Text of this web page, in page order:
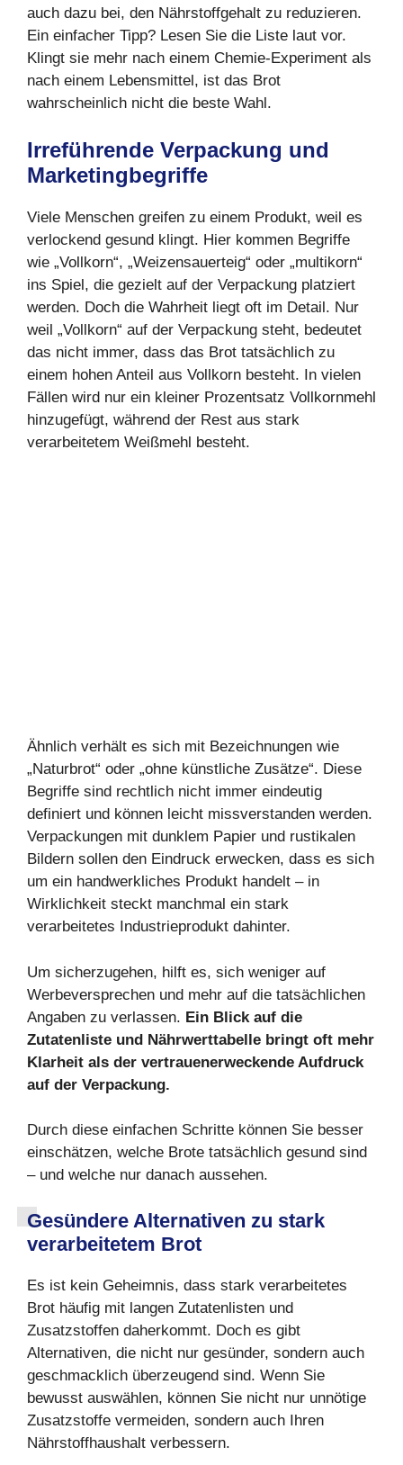
auch dazu bei, den Nährstoffgehalt zu reduzieren.
Ein einfacher Tipp? Lesen Sie die Liste laut vor.
Klingt sie mehr nach einem Chemie-Experiment als
nach einem Lebensmittel, ist das Brot
wahrscheinlich nicht die beste Wahl.
Irreführende Verpackung und
Marketingbegriffe
Viele Menschen greifen zu einem Produkt, weil es
verlockend gesund klingt. Hier kommen Begriffe
wie „Vollkorn“, „Weizensauerteig“ oder „multikorn“
ins Spiel, die gezielt auf der Verpackung platziert
werden. Doch die Wahrheit liegt oft im Detail. Nur
weil „Vollkorn“ auf der Verpackung steht, bedeutet
das nicht immer, dass das Brot tatsächlich zu
einem hohen Anteil aus Vollkorn besteht. In vielen
Fällen wird nur ein kleiner Prozentsatz Vollkornmehl
hinzugefügt, während der Rest aus stark
verarbeitetem Weißmehl besteht.
Ähnlich verhält es sich mit Bezeichnungen wie
„Naturbrot“ oder „ohne künstliche Zusätze“. Diese
Begriffe sind rechtlich nicht immer eindeutig
definiert und können leicht missverstanden werden.
Verpackungen mit dunklem Papier und rustikalen
Bildern sollen den Eindruck erwecken, dass es sich
um ein handwerkliches Produkt handelt – in
Wirklichkeit steckt manchmal ein stark
verarbeitetes Industrieprodukt dahinter.
Um sicherzugehen, hilft es, sich weniger auf
Werbeversprechen und mehr auf die tatsächlichen
Angaben zu verlassen. Ein Blick auf die
Zutatenliste und Nährwerttabelle bringt oft mehr
Klarheit als der vertrauenerweckende Aufdruck
auf der Verpackung.
Durch diese einfachen Schritte können Sie besser
einschätzen, welche Brote tatsächlich gesund sind
– und welche nur danach aussehen.
Gesündere Alternativen zu stark
verarbeitetem Brot
Es ist kein Geheimnis, dass stark verarbeitetes
Brot häufig mit langen Zutatenlisten und
Zusatzstoffen daherkommt. Doch es gibt
Alternativen, die nicht nur gesünder, sondern auch
geschmacklich überzeugend sind. Wenn Sie
bewusst auswählen, können Sie nicht nur unnötige
Zusatzstoffe vermeiden, sondern auch Ihren
Nährstoffhaushalt verbessern.